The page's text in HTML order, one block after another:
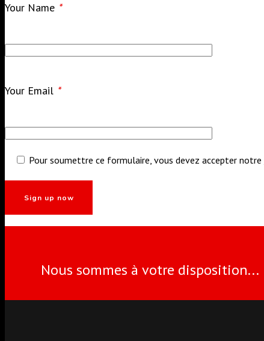
Your Name *
Your Email *
Pour soumettre ce formulaire, vous devez accepter notre
Nous sommes à votre disposition...